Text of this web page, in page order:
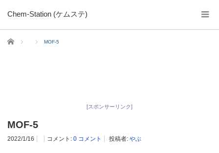
Chem-Station (ケムステ)
ホーム MOF-5
[スポンサーリンク]
MOF-5
2022/1/16 コメント: 0 コメント 投稿者: やぶ